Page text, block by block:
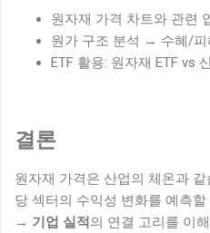
원자재 가격 차트와 관련
원가 구조 분석 → 수혜/피
ETF 활용: 원자재 ETF vs
결론
원자재 가격은 산업의 체온과
당 섹터의 수익성 변화를 예측할
→ 기업 실적 의 연결 고리를 이